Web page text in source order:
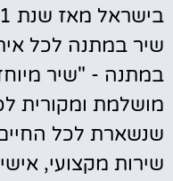
שיר במתנה לכל
במתנה - "שיר
מושלמת ומקורית
שנשארת לכל
שירות מקצועי,